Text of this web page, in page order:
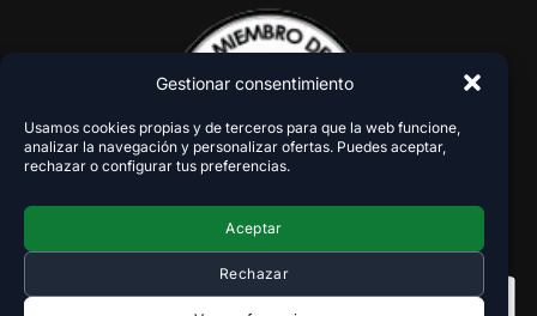
Gestionar consentimiento
Usamos cookies propias y de terceros para que la web funcione,
analizar la navegación y personalizar ofertas. Puedes aceptar,
rechazar o configurar tus preferencias.
Aceptar
Rechazar